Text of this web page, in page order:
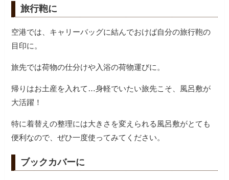
旅行鞄に
空港では、キャリーバッグに結んでおけば自分の旅行鞄の
目印に。
旅先では荷物の仕分けや入浴の荷物運びに。
帰りはお土産を入れて…身軽でいたい旅先こそ、風呂敷が
大活躍！
特に着替えの整理には大きさを変えられる風呂敷がとても
便利なので、ぜひ一度使ってみてください。
ブックカバーに